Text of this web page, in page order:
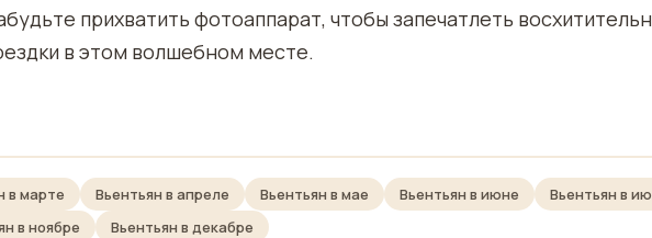
прихватить фотоаппарат, чтобы запечатлеть
в этом волшебном месте.
в марте Вьентьян в апреле Вьентьян в мае Вьентьян в июне
Вьентьян в
в ноябре Вьентьян в декабре